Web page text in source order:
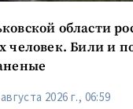
области
человек. Били и
2026 г., 06:59